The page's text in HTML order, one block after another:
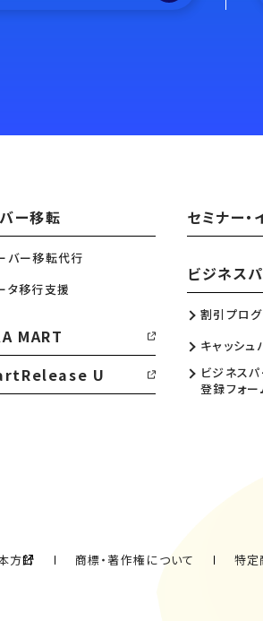
ー移転
バー移転代行
タ移行支援
MART
U
セミナー・
ビジネス
割引プロ
キャッシュ
ビジネス
登録フォー
方針 商標・著作権について 特定